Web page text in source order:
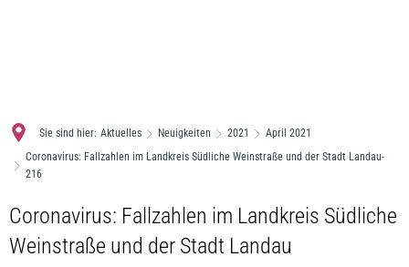
Sie sind hier: Aktuelles Neuigkeiten 2021
April 2021
Coronavirus: Fallzahlen im Landkreis Südliche Weinstraße und der Stadt Landau-
216
Coronavirus: Fallzahlen im Landkreis Südliche
Weinstraße und der Stadt Landau